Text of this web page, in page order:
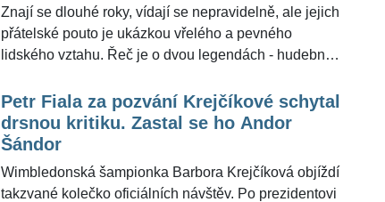
Znají se dlouhé roky, vídají se nepravidelně, ale jejich
přátelské pouto je ukázkou vřelého a pevného
lidského vztahu. Řeč je o dvou legendách - hudební
Wimbledonu Martině Navrátilové. Spolu se přibližně
po roce setkaly, když někdejší světová jednička ve
dvouhře přijala pozvání »grilovat na hausbótu na
události, během které se obě slavné ženy cítily
Petr Fiala za pozvání Krejčíkové schytal
drsnou kritiku. Zastal se ho Andor
Šándor
Wimbledonská šampionka Barbora Krejčíková objíždí
takzvané kolečko oficiálních návštěv. Po prezidentovi